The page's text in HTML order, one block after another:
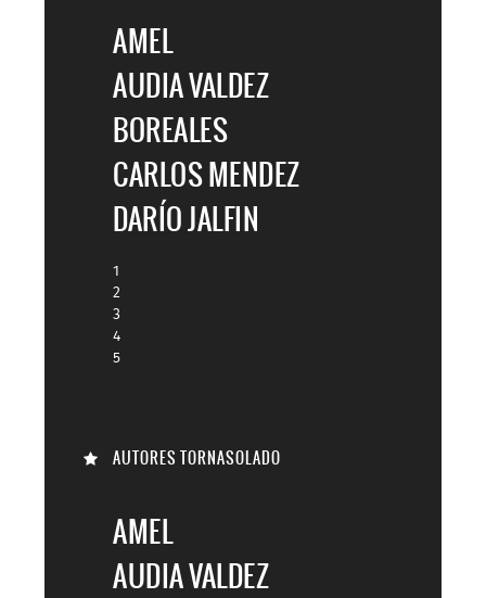

AMEL
AUDIA VALDEZ
BOREALES
CARLOS MENDEZ
DARÍO JALFIN
1
2
3
4
5
AUTORES TORNASOLADO
AMEL
AUDIA VALDEZ